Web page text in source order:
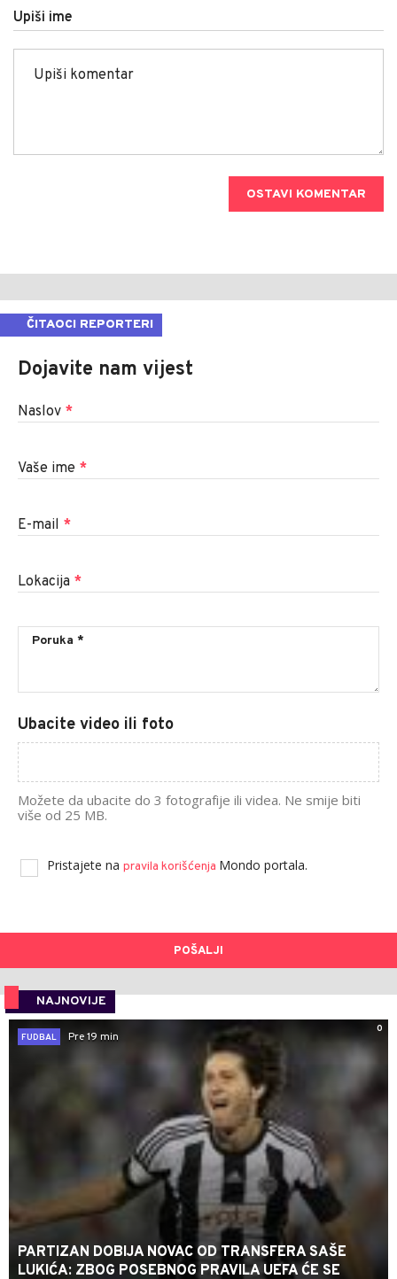
Upiši ime
OSTAVI KOMENTAR
ČITAOCI REPORTERI
Dojavite nam vijest
Naslov *
Vaše ime *
E-mail *
Lokacija *
Ubacite video ili foto
Možete da ubacite do 3 fotografije ili videa. Ne smije biti
više od 25 MB.
Pristajete na pravila korišćenja Mondo portala.
POŠALJI
NAJNOVIJE
0
FUDBAL
Pre 19 min
PARTIZAN DOBIJA NOVAC OD TRANSFERA SAŠE
LUKIĆA: ZBOG POSEBNOG PRAVILA UEFA ĆE SE